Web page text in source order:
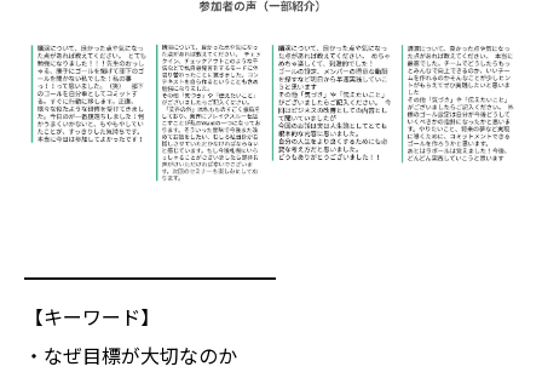
━━━━━━━━━━━━━
【キーワード】
・なぜ目標が大切なのか